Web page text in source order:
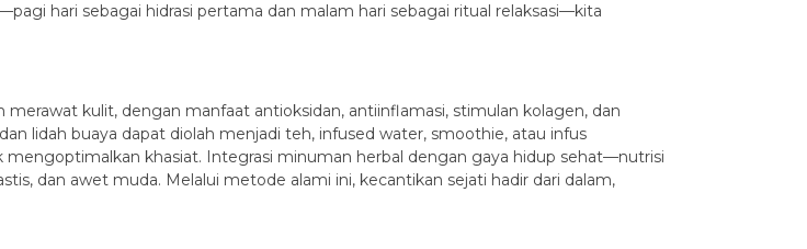
hari sebagai hidrasi pertama dan malam hari sebagai ritual relaksasi—kita
kulit, dengan manfaat antioksidan, antiinflamasi, stimulan kolagen, dan
lidah buaya dapat diolah menjadi teh, infused water, smoothie, atau infus
khasiat. Integrasi minuman herbal dengan gaya hidup sehat—nutrisi
dan awet muda. Melalui metode alami ini, kecantikan sejati hadir dari dalam,